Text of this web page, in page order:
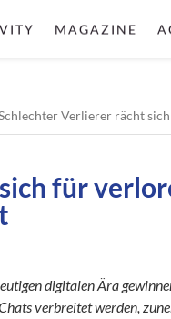
MAGAZINE
Verlierer rächt
für
digitalen Ära
verbreitet werden,